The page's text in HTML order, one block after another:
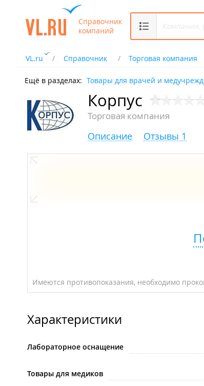
Справочник
компаний
VL.ru Справочник Торговая компания
Ещё в разделах: Товары для врачей и
Корпус
Торговая компания
Описание Отзывы 1
Имеются противопоказания, необходимо
Характеристики
Лабораторное оснащение
Товары для медиков